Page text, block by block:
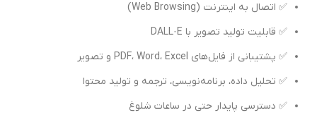
✅ اتصال به اینترنت (Web Browsing)
✅ قابلیت تولید تصویر با DALL·E
✅ پشتیبانی از فایل‌های PDF، Word، Excel و تصویر
✅ تحلیل داده، برنامه‌نویسی، ترجمه و تولید محتوا
✅ دسترسی پایدار حتی در ساعات شلوغ